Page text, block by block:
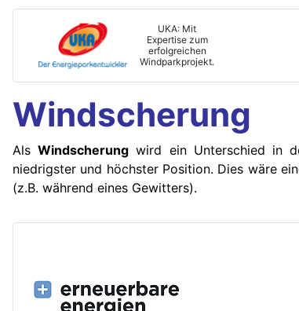
UKA: Mit
Expertise zum
erfolgreichen
Windparkprojekt.
Windscherung
AlsWindscherung wird ein Unterschied in
niedrigster und höchster Position. Dies wäre
(z.B. während eines Gewitters).